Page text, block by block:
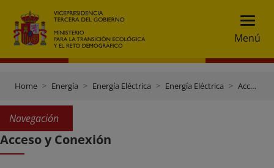
Menú
Home Energía Energía Eléctrica Energía Eléctrica Acceso y Conexión
Navegación
Acceso y Conexión